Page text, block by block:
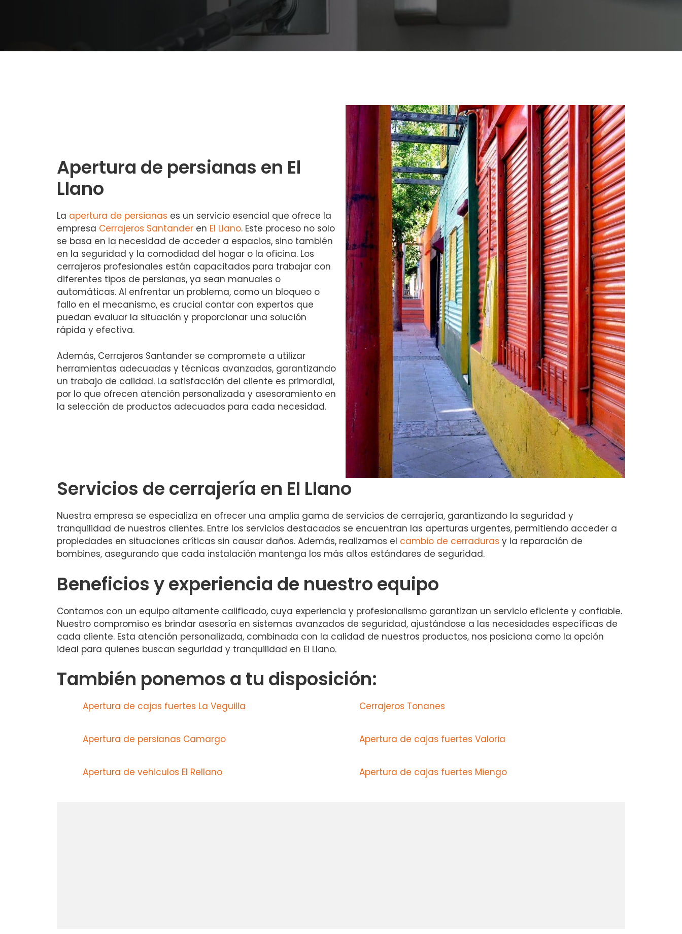
Apertura de persianas en El
Llano
La apertura de persianas es un servicio esencial que ofrece la
empresa Cerrajeros Santander en El Llano. Este proceso no solo
se basa en la necesidad de acceder a espacios, sino también
en la seguridad y la comodidad del hogar o la oficina. Los
cerrajeros profesionales están capacitados para trabajar con
diferentes tipos de persianas, ya sean manuales o
automáticas. Al enfrentar un problema, como un bloqueo o
fallo en el mecanismo, es crucial contar con expertos que
puedan evaluar la situación y proporcionar una solución
rápida y efectiva.
Además, Cerrajeros Santander se compromete a utilizar
herramientas adecuadas y técnicas avanzadas, garantizando
un trabajo de calidad. La satisfacción del cliente es primordial,
por lo que ofrecen atención personalizada y asesoramiento en
la selección de productos adecuados para cada necesidad.
Servicios de cerrajería en El Llano
Nuestra empresa se especializa en ofrecer una amplia gama de servicios de cerrajería, garantizando la seguridad y
tranquilidad de nuestros clientes. Entre los servicios destacados se encuentran las aperturas urgentes, permitiendo acceder a
propiedades en situaciones críticas sin causar daños. Además, realizamos el cambio de cerraduras y la reparación de
bombines, asegurando que cada instalación mantenga los más altos estándares de seguridad.
Beneficios y experiencia de nuestro equipo
Contamos con un equipo altamente calificado, cuya experiencia y profesionalismo garantizan un servicio eficiente y confiable.
Nuestro compromiso es brindar asesoría en sistemas avanzados de seguridad, ajustándose a las necesidades específicas de
cada cliente. Esta atención personalizada, combinada con la calidad de nuestros productos, nos posiciona como la opción
ideal para quienes buscan seguridad y tranquilidad en El Llano.
También ponemos a tu disposición:
Apertura de cajas fuertes La Veguilla Cerrajeros Tonanes
Apertura de persianas Camargo Apertura de cajas fuertes Valoria
Apertura de vehiculos El Rellano Apertura de cajas fuertes Miengo